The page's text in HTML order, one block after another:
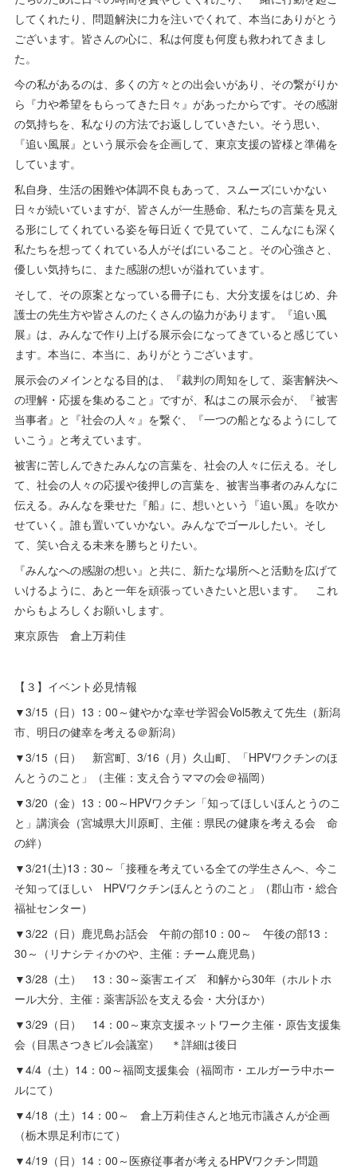
してくれたり、問題解決に力を注いでくれて、本当にありがとう
ございます。皆さんの心に、私は何度も何度も救われてきまし
た。
今の私があるのは、多くの方々との出会いがあり、その繋がりか
ら『力や希望をもらってきた日々』があったからです。その感謝
の気持ちを、私なりの方法でお返ししていきたい。そう思い、
『追い風展』という展示会を企画して、東京支援の皆様と準備を
しています。
私自身、生活の困難や体調不良もあって、スムーズにいかない
日々が続いていますが、皆さんが一生懸命、私たちの言葉を見え
る形にしてくれている姿を毎日近くで見ていて、こんなにも深く
私たちを想ってくれている人がそばにいること。その心強さと、
優しい気持ちに、また感謝の想いが溢れています。
そして、その原案となっている冊子にも、大分支援をはじめ、弁
護士の先生方や皆さんのたくさんの協力があります。『追い風
展』は、みんなで作り上げる展示会になってきていると感じてい
ます。本当に、本当に、ありがとうございます。
展示会のメインとなる目的は、『裁判の周知をして、薬害解決へ
の理解・応援を集めること』ですが、私はこの展示会が、『被害
当事者』と『社会の人々』を繋ぐ、『一つの船となるようにして
いこう』と考えています。
被害に苦しんできたみんなの言葉を、社会の人々に伝える。そし
て、社会の人々の応援や後押しの言葉を、被害当事者のみんなに
伝える。みんなを乗せた『船』に、想いという『追い風』を吹か
せていく。誰も置いていかない。みんなでゴールしたい。そし
て、笑い合える未来を勝ちとりたい。
『みんなへの感謝の想い』と共に、新たな場所へと活動を広げて
いけるように、あと一年を頑張っていきたいと思います。 これ
からもよろしくお願いします。
東京原告 倉上万莉佳
【３】イベント必見情報
▼3/15（日）13：00～健やかな幸せ学習会Vol5教えて先生（新潟
市、明日の健幸を考える＠新潟）
▼3/15（日） 新宮町、3/16（月）久山町、「HPVワクチンのほ
んとうのこと」（主催：支え合うママの会＠福岡）
▼3/20（金）13：00～HPVワクチン「知ってほしいほんとうのこ
と」講演会（宮城県大川原町、主催：県民の健康を考える会 命
の絆）
▼3/21(土)13：30～「接種を考えている全ての学生さんへ、今こ
そ知ってほしい HPVワクチンほんとうのこと」（郡山市・総合
福祉センター）
▼3/22（日）鹿児島お話会 午前の部10：00～ 午後の部13：
30～（リナシティかのや、主催：チーム鹿児島）
▼3/28（土） 13：30～薬害エイズ 和解から30年（ホルトホ
ール大分、主催：薬害訴訟を支える会・大分ほか）
▼3/29（日） 14：00～東京支援ネットワーク主催・原告支援集
会（目黒さつきビル会議室） ＊詳細は後日
▼4/4（土）14：00～福岡支援集会（福岡市・エルガーラ中ホー
ルにて）
▼4/18（土）14：00～ 倉上万莉佳さんと地元市議さんが企画
（栃木県足利市にて）
▼4/19（日）14：00～医療従事者が考えるHPVワクチン問題